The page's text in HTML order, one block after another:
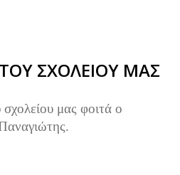
ΣΧΟΛΕΙΟΥ ΜΑΣ
μας φοιτά ο